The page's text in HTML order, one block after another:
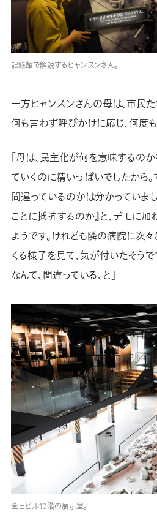
記録館で解説するヒャンスンさん。
一方ヒャンスンさんの母は、市民
何も言わず呼びかけに応じ、何度
「母は、民主化が何を意味するの
ていくのに精いっぱいでしたから。
間違っているのかは分かっていま
ことに抵抗するのか』と、デモに
ようです。けれども隣の病院に次
くる様子を見て、気が付いたそう
なんて、間違っている、と」
全日ビル10階の展示室。